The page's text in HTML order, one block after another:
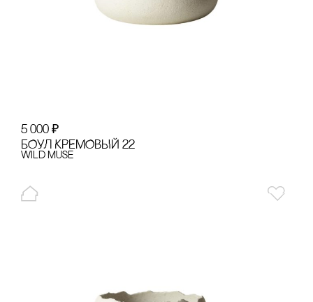
5 000 ₽
БОУЛ КРЕМОВЫЙ 22
Wild Muse